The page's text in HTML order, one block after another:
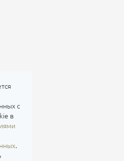
с
в
.